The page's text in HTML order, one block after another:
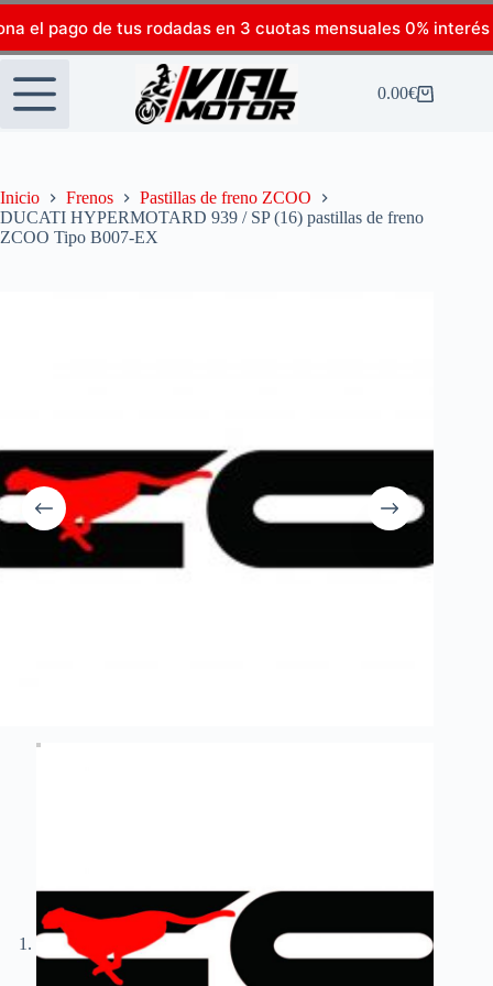
el pago de tus rodadas en 3 cuotas mensuales 0% interés
0.00€
Inicio Frenos
Pastillas de freno ZCOO
DUCATI HYPERMOTARD 939 / SP (16) pastillas de freno
ZCOO Tipo B007-EX